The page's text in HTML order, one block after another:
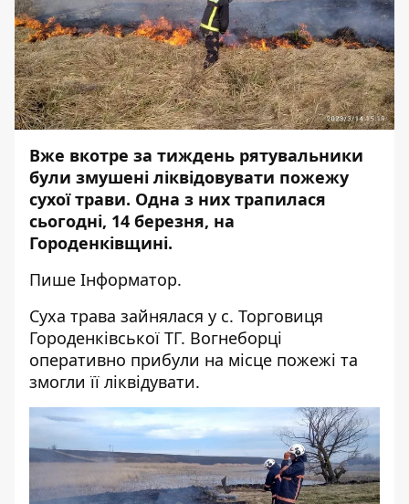
Вже вкотре за тиждень рятувальники
були змушені ліквідовувати пожежу
сухої трави. Одна з них трапилася
сьогодні, 14 березня, на
Городенківщині.
Пише Інформатор.
Суха трава зайнялася у с. Торговиця
Городенківської ТГ. Вогнеборці
оперативно прибули на місце пожежі та
змогли її ліквідувати.